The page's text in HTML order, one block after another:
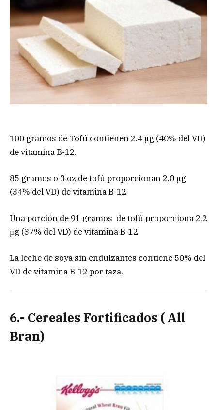
100 gramos de Tofú contienen 2.4 μg (40% del VD)
de vitamina B-12.
85 gramos o 3 oz de tofú proporcionan 2.0 μg
(34% del VD) de vitamina B-12
Una porción de 91 gramos de tofú proporciona 2.2
μg (37% del VD) de vitamina B-12
La leche de soya sin endulzantes contiene 50% del
VD de vitamina B-12 por taza.
6.- Cereales Fortificados ( All
Bran)